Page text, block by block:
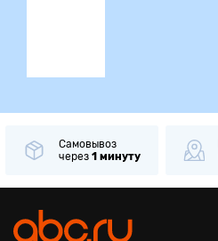
Самовывоз
через 1 минуту